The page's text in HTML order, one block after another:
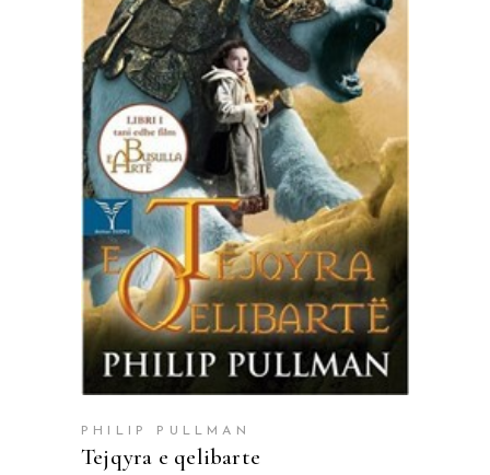
SHTOJE NË SHPORTË
PHILIP PULLMAN
Tejqyra e qelibarte